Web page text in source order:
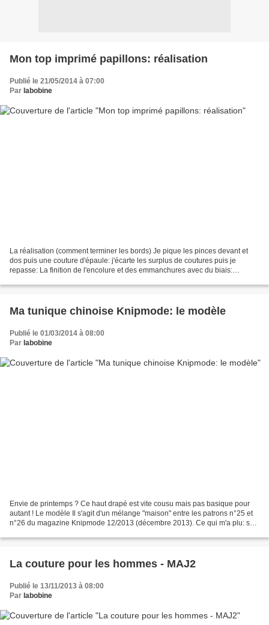
Mon top imprimé papillons: réalisation
Publié le 21/05/2014 à 07:00
Par labobine
La réalisation (comment terminer les bords) Je pique les pinces devant et
dos puis une couture d'épaule: j'écarte les surplus de coutures puis je
repasse: La finition de l'encolure et des emmanchures avec du biais:
Ma tunique chinoise Knipmode: le modèle
Publié le 01/03/2014 à 08:00
Par labobine
Envie de printemps ? Ce haut drapé est vite cousu mais pas basique pour
autant ! Le modèle Il s'agit d'un mélange "maison" entre les patrons n°25 et
n°26 du magazine Knipmode 12/2013 (décembre 2013). Ce qui m'a plu: sa
La couture pour les hommes - MAJ2
Publié le 13/11/2013 à 08:00
Par labobine